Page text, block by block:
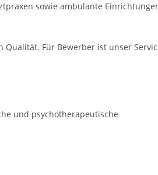
sowie ambulante
Für Bewerber ist unser
und psychotherapeutische